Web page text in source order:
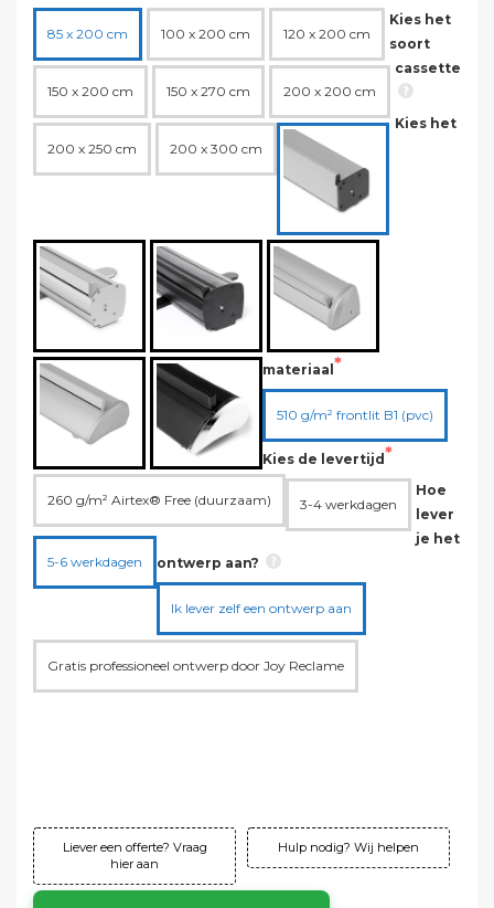
85 x 200 cm 100 x 200 cm 120 x 200 cm
150 x 200 cm 150 x 270 cm 200 x 200 cm
200 x 250 cm 200 x 300 cm
Kies het
soort
cassette
Kies het
materiaal
510 g/m² frontlit B1 (pvc)
260 g/m² Airtex® Free (duurzaam)
Kies de levertijd
3-4 werkdagen
5-6 werkdagen
Hoe
lever
je het
ontwerp aan?
Ik lever zelf een ontwerp aan
Gratis professioneel ontwerp door Joy Reclame
Liever een offerte? Vraag
hier aan
Hulp nodig? Wij helpen